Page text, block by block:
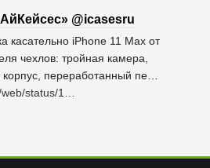
Твиттер «АйКейсес» ‏@icasesru
касательно iPhone 11 Max от
чехлов: тройная камера,
корпус, переработанный пе…
status/1…